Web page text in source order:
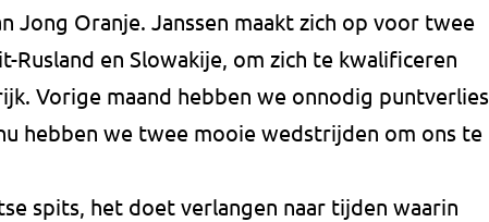
Jong Oranje. Janssen maakt zich op voor twee
Rusland en Slowakije, om zich te kwalificeren
Vorige maand hebben we onnodig puntverlies
hebben we twee mooie wedstrijden om ons te
spits, het doet verlangen naar tijden waarin